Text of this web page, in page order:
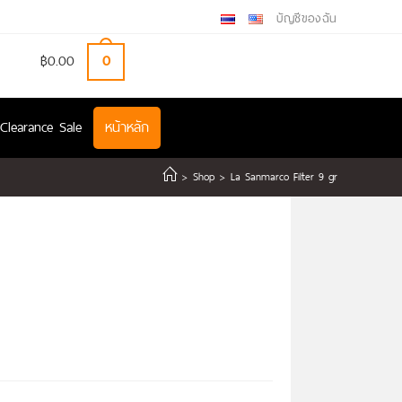
บัญชีของฉัน
฿0.00 0
Clearance Sale หน้าหลัก
> Shop > La Sanmarco Filter 9 gr